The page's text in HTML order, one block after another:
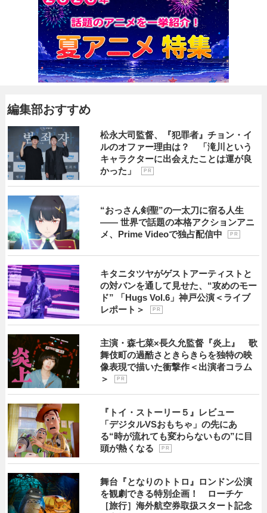
編集部おすすめ
松永大司監督、『犯罪者』チョン・イ
ルのオファー理由は？ 「滝川という
キャラクターに出会えたことは運が良
かった」
P R
“おっさん剣聖”の一太刀に宿る人生
―― 世界で話題の本格アクションアニ
メ、Prime Videoで独占配信中
P R
キタニタツヤがゲストアーティストと
の対バンを通して見せた、“攻めのモー
ド” 「Hugs Vol.6」神戸公演＜ライブ
レポート＞
P R
主演・森七菜×長久允監督『炎上』 歌
舞伎町の過酷さときらきらを独特の映
像表現で描いた衝撃作＜出演者コラム
＞
P R
『トイ・ストーリー５』レビュー
「デジタルVSおもちゃ」の先にあ
る“時が流れても変わらないもの”に目
頭が熱くなる
P R
舞台『となりのトトロ』ロンドン公演
を観劇できる特別企画！ ローチケ
［旅行］海外航空券取扱スタート記念